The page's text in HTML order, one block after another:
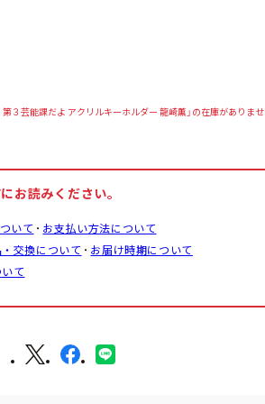
３芸能課だよ アクリルキーホルダー 龍崎薫」の在庫がありませ
お読みください。
いて
お支払い方法について
交換について
お届け時期について
て